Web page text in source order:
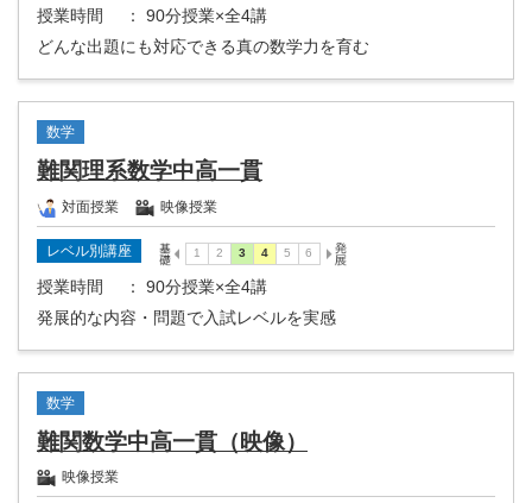
授業時間
： 90分授業×全4講
どんな出題にも対応できる真の数学力を育む
数学
難関理系数学中高一貫
対面授業 映像授業
レベル別講座
授業時間
： 90分授業×全4講
発展的な内容・問題で入試レベルを実感
数学
難関数学中高一貫（映像）
映像授業